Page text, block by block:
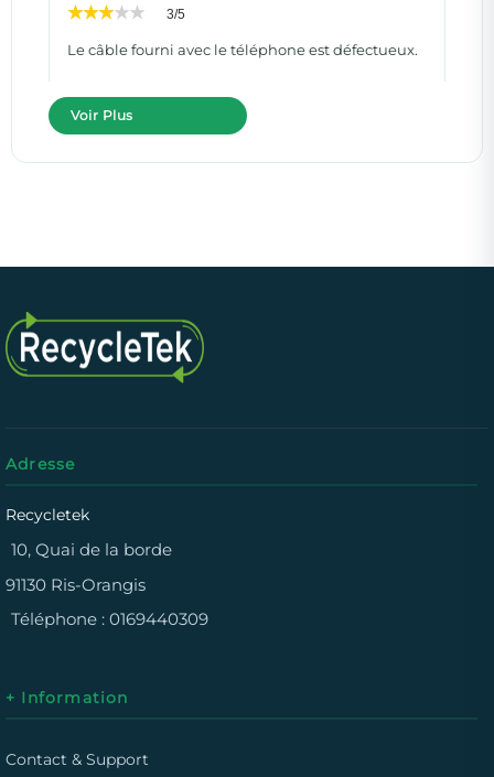
3/5
Le câble fourni avec le téléphone est défectueux.
Voir Plus
Adresse
Recycletek
10, Quai de la borde
91130 Ris-Orangis
Téléphone : 0169440309
+ Information
Contact & Support